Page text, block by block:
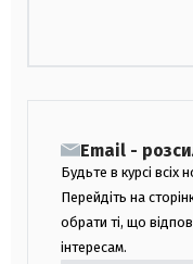
Email -
Будьте в курсі всіх
Перейдіть на
обрати ті, що
інтересам.